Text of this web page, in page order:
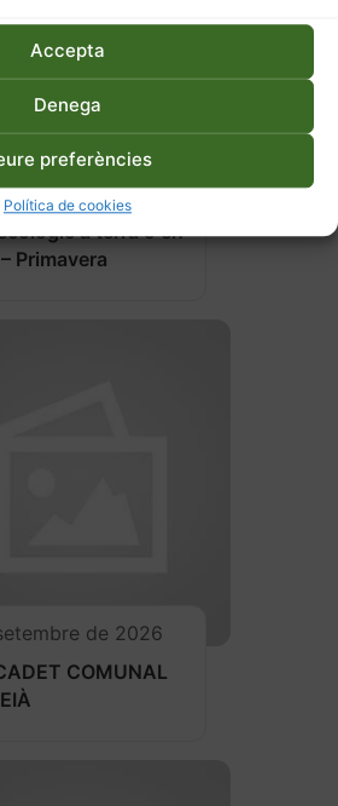
Accepta
Denega
preferències
Política de cookies
de 2026
a terra o en
Primavera
de 2026
COMUNAL